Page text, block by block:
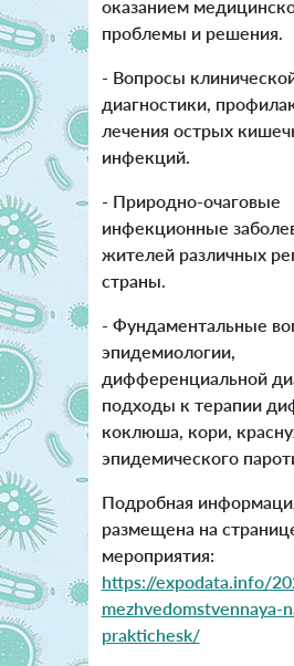
оказанием
проблемы и решения.
- Вопросы
диагностики,
лечения острых
инфекций.
- Природно-очаговые
инфекционные
жителей различных
страны.
- Фундаментальные
эпидемиологии,
дифференциальной
подходы к терапии
коклюша, кори,
эпидемического
Подробная
размещена на
мероприятия:
https://expodata.info/
mezhvedomstvennaya-
praktichesk/